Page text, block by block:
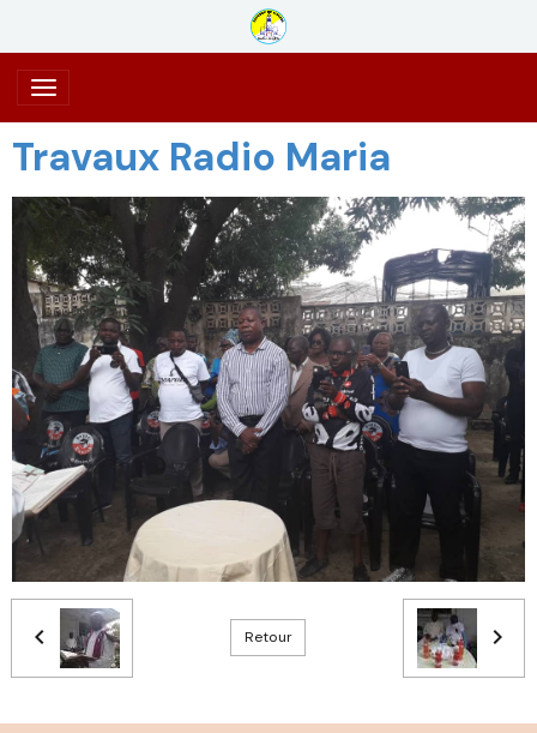
Travaux Radio Maria
Retour